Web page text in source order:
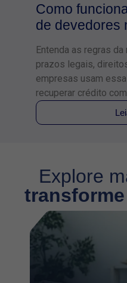
Como
de devedores
Entenda as regras
prazos legais,
empresas usam
recuperar crédito
Explore